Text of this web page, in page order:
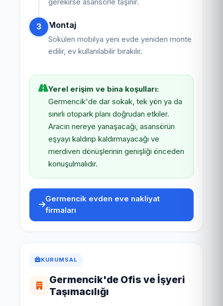
gerekirse asansörle taşınır.
3 Montaj
Sökülen mobilya yeni evde yeniden monte
edilir, ev kullanılabilir bırakılır.
Yerel erişim ve bina koşulları:
Germencik'de dar sokak, tek yön ya da
sınırlı otopark planı doğrudan etkiler.
Aracın nereye yanaşacağı, asansörün
eşyayı kaldırıp kaldırmayacağı ve
merdiven dönüşlerinin genişliği önceden
konuşulmalıdır.
Germencik evden eve nakliyat
firmaları
KURUMSAL
Germencik'de Ofis ve İşyeri
Taşımacılığı